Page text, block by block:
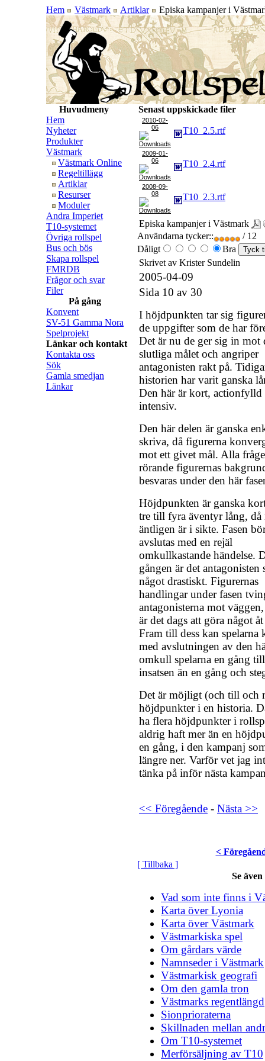
Hem Västmark Artiklar Episka kampanjer i
Huvudmeny
Hem
Nyheter
Produkter
Västmark
Västmark Online
Regeltillägg
Artiklar
Resurser
Moduler
Andra Imperiet
T10-systemet
Övriga rollspel
Bus och bös
Skapa rollspel
FMRDB
Frågor och svar
Filer
På gång
Konvent
SV-51 Gamma Nora
Spelprojekt
Länkar och kontakt
Kontakta oss
Sök
Gamla smedjan
Länkar
Senast uppskickade filer
2010-02-
06
T10_2.5.rtf
2009-01-
06
T10_2.4.rtf
2008-09-
08
T10_2.3.rtf
Episka kampanjer i Västmark
Användarna tycker::
/ 12
Dåligt
Bra
Skrivet av Krister Sundelin
2005-04-09
Sida 10 av 30
I höjdpunkten tar sig
de uppgifter som de har
Det är nu de ger sig in mot
slutliga målet och angriper
antagonisten rakt på.
historien har varit ganska
Den här är kort, actionfylld
intensiv.
Den här delen är ganska
skriva, då figurerna
mot ett givet mål. Alla
rörande figurernas
besvaras under den här
Höjdpunkten är ganska
tre till fyra äventyr lång, då
äntligen är i sikte. Fasen
avslutas med en rejäl
omkullkastande händelse.
gången är det antagonisten
något drastiskt. Figurernas
handlingar under fasen
antagonisterna mot
är det dags att göra något
Fram till dess kan spelarna
med avslutningen av den
omkull spelarna en gång
insatsen än en gång och
Det är möjligt (och till och
höjdpunkter i en historia.
ha flera höjdpunkter i
aldrig haft mer än en
en gång, i den kampanj
längre ner. Varför vet jag
tänka på inför nästa
<< Föregående - Nästa >>
<
[ Tillbaka ]
Se även
Vad som inte finns i
Karta över Lyonia
Karta över Västmark
Västmarkiska spel
Om gårdars värde
Namnseder i Västmark
Västmarkisk geografi
Om den gamla tron
Västmarks regentlängd
Sionprioraterna
Skillnaden mellan
Om T10-systemet
Merförsäljning av T10